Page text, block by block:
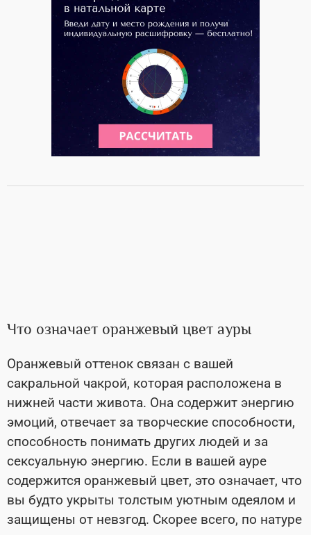
Что означает оранжевый цвет ауры
Оранжевый оттенок связан с вашей
сакральной чакрой, которая расположена в
нижней части живота. Она содержит энергию
эмоций, отвечает за творческие способности,
способность понимать других людей и за
сексуальную энергию. Если в вашей ауре
содержится оранжевый цвет, это означает, что
вы будто укрыты толстым уютным одеялом и
защищены от невзгод. Скорее всего, по натуре